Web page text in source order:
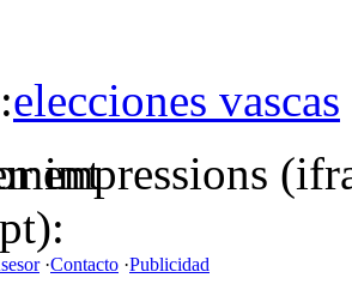
elecciones vascas
impressions
·Contacto ·Publicidad